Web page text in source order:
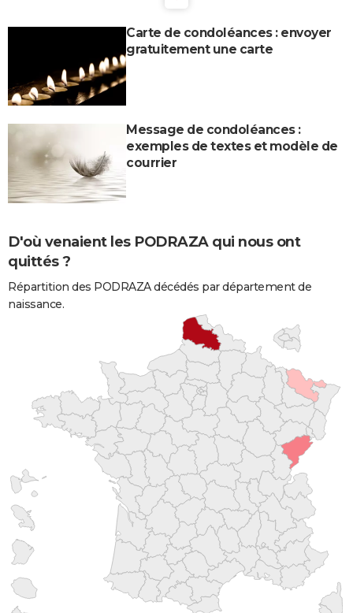
Carte de condoléances : envoyer
gratuitement une carte
Message de condoléances :
exemples de textes et modèle de
courrier
D'où venaient les PODRAZA qui nous ont
quittés ?
Répartition des PODRAZA décédés par département de
naissance.